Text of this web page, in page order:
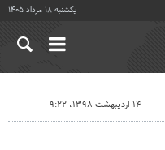
یکشنبه ۱۸ مرداد ۱۴۰۵
۱۴ اردیبهشت ۱۳۹۸، ۹:۲۲